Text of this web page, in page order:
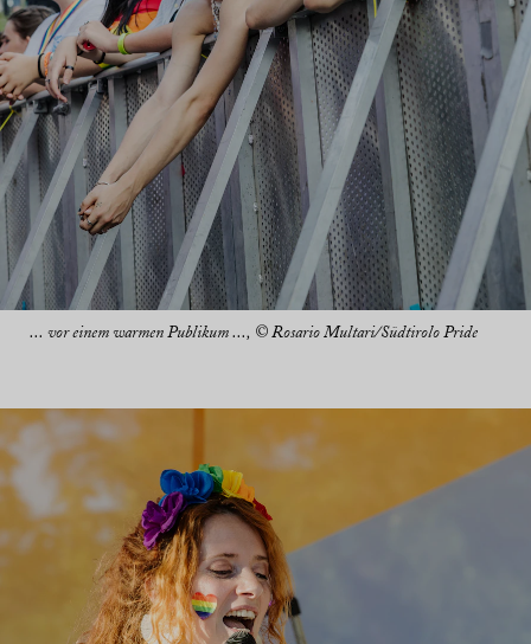
... vor einem warmen Publikum ..., © Rosario Multari/Südtirolo Pride